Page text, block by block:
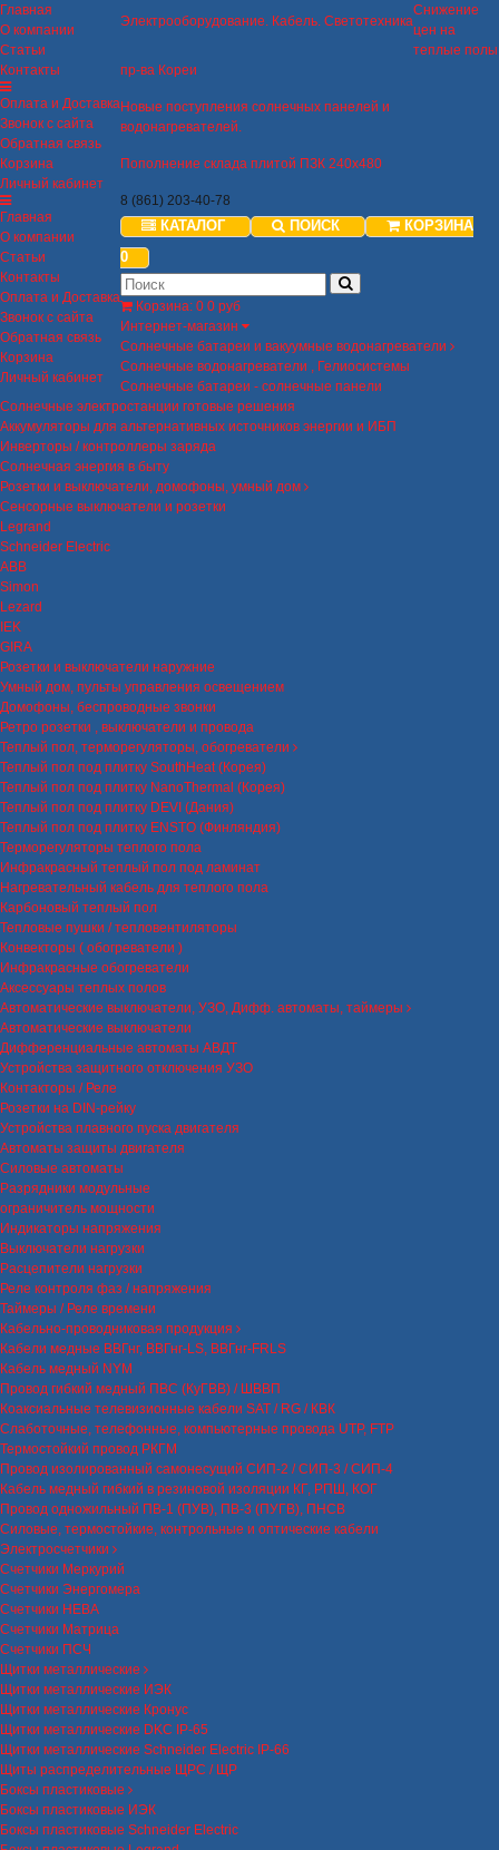
Главная
О компании
Статьи
Контакты
Оплата и Доставка
Звонок с сайта
Обратная связь
Корзина
Личный кабинет
Главная
О компании
Статьи
Контакты
Оплата и Доставка
Звонок с сайта
Обратная связь
Корзина
Личный кабинет
Электрооборудование. Кабель. Светотехника
Снижение
цен на
теплые полы
пр-ва Кореи
Новые поступления солнечных панелей и
водонагревателей.
Пополнение склада плитой ПЗК 240х480
8 (861) 203-40-78
КАТАЛОГ ПОИСК
КОРЗИНА
0
Корзина: 0 0 руб
Интернет-магазин
Солнечные батареи и вакуумные водонагреватели
Солнечные водонагреватели , Гелиосистемы
Солнечные батареи - солнечные панели
Солнечные электростанции готовые решения
Аккумуляторы для альтернативных источников энергии и ИБП
Инверторы / контроллеры заряда
Солнечная энергия в быту
Розетки и выключатели, домофоны, умный дом
Сенсорные выключатели и розетки
Legrand
Schneider Electric
ABB
Simon
Lezard
IEK
GIRA
Розетки и выключатели наружние
Умный дом, пульты управления освещением
Домофоны, беспроводные звонки
Ретро розетки , выключатели и провода
Теплый пол, терморегуляторы, обогреватели
Теплый пол под плитку SouthHeat (Корея)
Теплый пол под плитку NanoThermal (Корея)
Теплый пол под плитку DEVI (Дания)
Теплый пол под плитку ENSTO (Финляндия)
Терморегуляторы теплого пола
Инфракрасный теплый пол под ламинат
Нагревательный кабель для теплого пола
Карбоновый теплый пол
Тепловые пушки / тепловентиляторы
Конвекторы ( обогреватели )
Инфракрасные обогреватели
Аксессуары теплых полов
Автоматические выключатели, УЗО, Дифф. автоматы, таймеры
Автоматические выключатели
Дифференциальные автоматы АВДТ
Устройства защитного отключения УЗО
Контакторы / Реле
Розетки на DIN-рейку
Устройства плавного пуска двигателя
Автоматы защиты двигателя
Силовые автоматы
Разрядники модульные
ограничитель мощности
Индикаторы напряжения
Выключатели нагрузки
Расцепители нагрузки
Реле контроля фаз / напряжения
Таймеры / Реле времени
Кабельно-проводниковая продукция
Кабели медные ВВГнг, ВВГнг-LS, ВВГнг-FRLS
Кабель медный NYM
Провод гибкий медный ПВС (КуГВВ) / ШВВП
Коаксиальные телевизионные кабели SAT / RG / КВК
Слаботочные, телефонные, компьютерные провода UTP, FTP
Термостойкий провод РКГМ
Провод изолированный самонесущий СИП-2 / СИП-3 / СИП-4
Кабель медный гибкий в резиновой изоляции КГ, РПШ, КОГ
Провод одножильный ПВ-1 (ПУВ), ПВ-3 (ПУГВ), ПНСВ
Силовые, термостойкие, контрольные и оптические кабели
Электросчетчики
Счетчики Меркурий
Счетчики Энергомера
Счетчики НЕВА
Счетчики Матрица
Счетчики ПСЧ
Щитки металлические
Щитки металлические ИЭК
Щитки металлические Кронус
Щитки металлические DKC IP-65
Щитки металлические Schneider Electric IP-66
Щиты распределительные ЩРС / ЩР
Боксы пластиковые
Боксы пластиковые ИЭК
Боксы пластиковые Schneider Electric